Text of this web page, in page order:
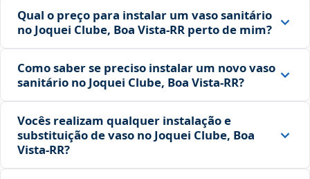
Qual o preço para instalar um vaso sanitário
no Joquei Clube, Boa Vista‑RR perto de mim?
Como saber se preciso instalar um novo vaso
sanitário no Joquei Clube, Boa Vista‑RR?
Vocês realizam qualquer instalação e
substituição de vaso no Joquei Clube, Boa
Vista‑RR?